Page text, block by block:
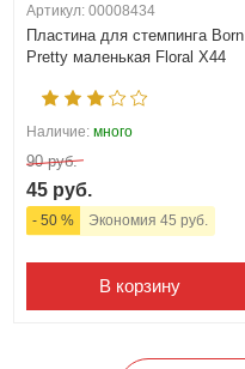
Артикул: 00008434
Пластина для стемпинга Born
Pretty маленькая Floral X44
Наличие: много
90 руб.
45 руб.
- 50 % Экономия 45 руб.
В корзину